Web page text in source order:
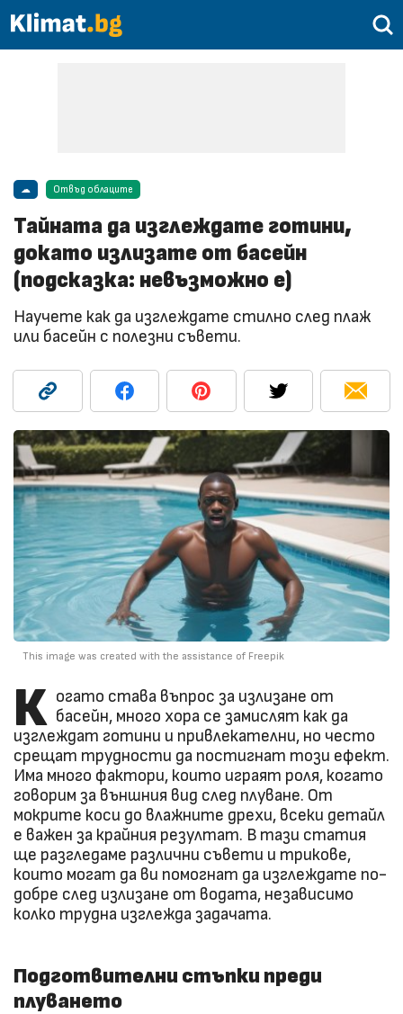
☁ Отвъд облаците
Тайната да изглеждате готини,
докато излизате от басейн
(подсказка: невъзможно е)
Научете как да изглеждате стилно след плаж
или басейн с полезни съвети.
This image was created with the assistance of Freepik
К огато става въпрос за излизане от
басейн, много хора се замислят как да
изглеждат готини и привлекателни, но често
срещат трудности да постигнат този ефект.
Има много фактори, които играят роля, когато
говорим за външния вид след плуване. От
мокрите коси до влажните дрехи, всеки детайл
е важен за крайния резултат. В тази статия
ще разгледаме различни съвети и трикове,
които могат да ви помогнат да изглеждате по-
добре след излизане от водата, независимо
колко трудна изглежда задачата.
Подготвителни стъпки преди
плуването